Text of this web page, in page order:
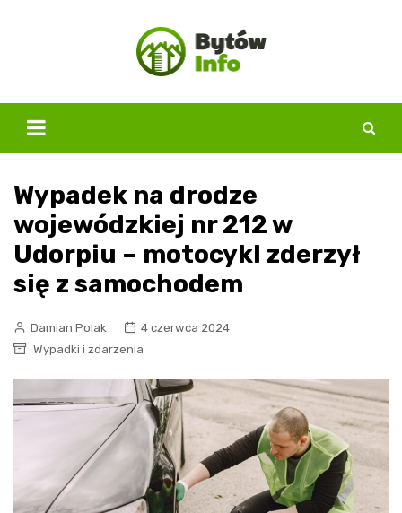
Wypadek na drodze
wojewódzkiej nr 212 w
Udorpiu – motocykl zderzył
się z samochodem
Damian Polak
4 czerwca 2024
Wypadki i zdarzenia